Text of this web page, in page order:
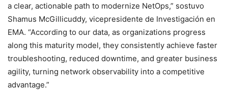
a clear, actionable path to modernize NetOps,” sostuvo
Shamus McGillicuddy, vicepresidente de Investigación en
EMA. “According to our data, as organizations progress
along this maturity model, they consistently achieve faster
troubleshooting, reduced downtime, and greater business
agility, turning network observability into a competitive
advantage.”